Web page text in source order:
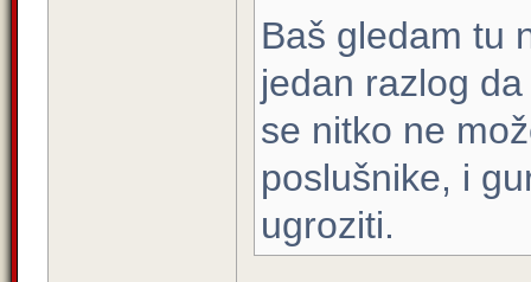
Baš gledam tu
jedan razlog
se nitko ne
poslušnike, i
ugroziti.